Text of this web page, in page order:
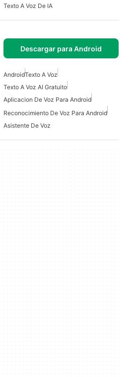
Texto A Voz De IA
Descargar para Android
AndroidTexto A Voz
Texto A Voz AI Gratuito
Aplicacion De Voz Para Android
Reconocimiento De Voz Para Android
Asistente De Voz